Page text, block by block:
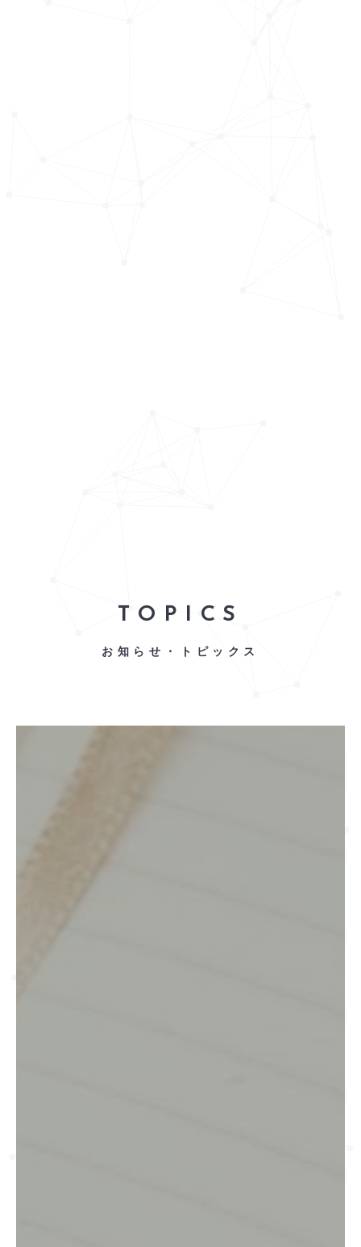
TOPICS
お知らせ・トピックス